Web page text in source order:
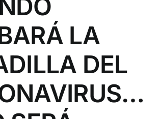
LA
DEL